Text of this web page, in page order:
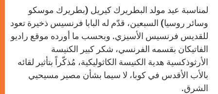
p
g
e
r
o
k
r
لمناسبة عيد مولد البطريرك كيريل (بطريرك موسكو
وسائر روسيا) السبعين، قدّم له البابا فرنسيس ذخيرة تعود
للقديس فرنسيس الأسيزي. وبحسب ما أورده موقع راديو
الفاتيكان بقسمه الفرنسي، شكر كبير الكنيسة
الأرثوذكسية هدية الكنيسة الكاثوليكية، مُذكّراً بتأثير لقائه
بالأب الأقدس في كوبا، لا سيما بشأن مصير مسيحيي
الشرق.